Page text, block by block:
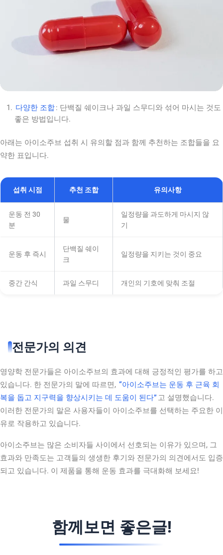
다양한 조합: 단백질 쉐이크나 과일 스무디와 섞어 마시는 것도
좋은 방법입니다.
아래는 아이소주브 섭취 시 유의할 점과 함께 추천하는 조합들을 요
약한 표입니다.
섭취 시점 추천 조합 유의사항
운동 전 30
분
물
일정량을 과도하게 마시지 않
기
운동 후 즉시
단백질 쉐이
크
일정량을 지키는 것이 중요
중간 간식 과일 스무디 개인의 기호에 맞춰 조절
전문가의 의견
영양학 전문가들은 아이소주브의 효과에 대해 긍정적인 평가를 하고
있습니다. 한 전문가의 말에 따르면, “아이소주브는 운동 후 근육 회
복을 돕고 지구력을 향상시키는 데 도움이 된다” 고 설명했습니다.
이러한 전문가의 말은 사용자들이 아이소주브를 선택하는 주요한 이
유로 작용하고 있습니다.
아이소주브는 많은 소비자들 사이에서 선호되는 이유가 있으며, 그
효과와 만족도는 고객들의 생생한 후기와 전문가의 의견에서도 입증
되고 있습니다. 이 제품을 통해 운동 효과를 극대화해 보세요!
함께보면 좋은글!